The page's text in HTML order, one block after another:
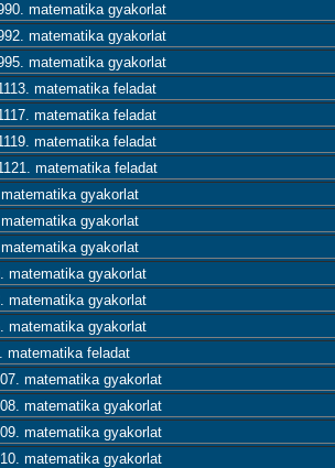
matematika gyakorlat
matematika gyakorlat
matematika gyakorlat
matematika feladat
matematika feladat
matematika feladat
matematika feladat
gyakorlat
gyakorlat
gyakorlat
matematika gyakorlat
matematika gyakorlat
matematika gyakorlat
matematika feladat
matematika gyakorlat
matematika gyakorlat
matematika gyakorlat
matematika gyakorlat